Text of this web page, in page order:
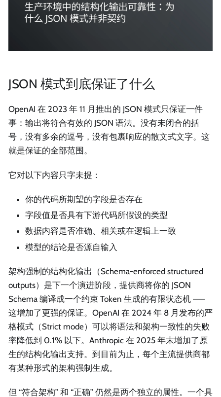
JSON 模式到底保证了什么
OpenAI 在 2023 年 11 月推出的 JSON 模式只保证一件
事：输出将符合有效的 JSON 语法。没有未闭合的括
号，没有多余的逗号，没有包裹响应的散文式文字。这
就是保证的全部范围。
它对以下内容只字未提：
你的代码所期望的字段是否存在
字段值是否具有下游代码所假设的类型
数据内容是否准确、相关或在逻辑上一致
模型的结论是否源自输入
架构强制的结构化输出（Schema-enforced structured
outputs）是下一个演进阶段，提供商将你的 JSON
Schema 编译成一个约束 Token 生成的有限状态机 ——
这增加了更强的保证。OpenAI 在 2024 年 8 月发布的严
格模式（Strict mode）可以将语法和架构一致性的失败
率降低到 0.1% 以下。Anthropic 在 2025 年末增加了原
生的结构化输出支持。到目前为止，每个主流提供商都
有某种形式的架构强制生成。
但 “符合架构” 和 “正确” 仍然是两个独立的属性。一个具